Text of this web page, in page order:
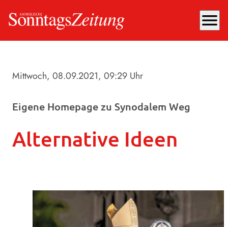
menu
Mittwoch, 08.09.2021, 09:29 Uhr
Eigene Homepage zu Synodalem Weg
Alternative Ideen